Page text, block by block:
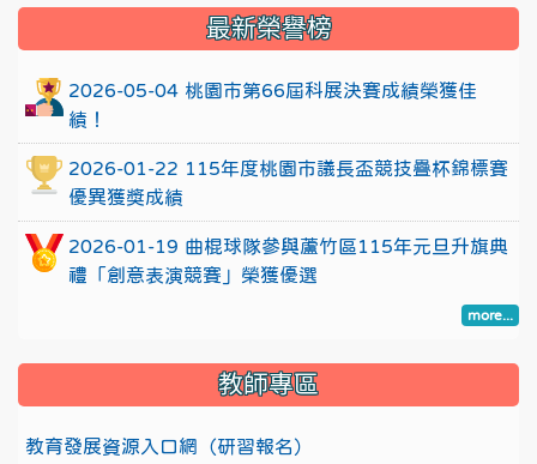
::: 最新榮譽榜
2026-05-04 桃園市第66屆科展決賽成績榮獲佳
績！
2026-01-22 115年度桃園市議長盃競技疊杯錦標賽
優異獲獎成績
2026-01-19 曲棍球隊參與蘆竹區115年元旦升旗典
禮「創意表演競賽」榮獲優選
more...
教師專區
教育發展資源入口網（研習報名）